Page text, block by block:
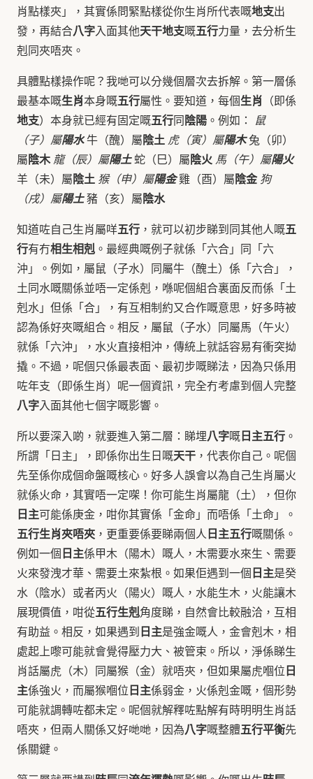
肖點樣夾」，其實係問緊點樣從你生肖所代表嘅地支出
發，再結合八字入面其他天干地支嘅五行力量，去分析生
剋同夾唔夾。
具體點樣操作呢？我哋可以分幾個層次去拆解。第一層係
最基本嘅生肖本身嘅五行屬性。要知道，每個生肖 （即係
地支）本身就已經有固定嘅五行同陰陽 。例如： 鼠
（子）屬陽水牛（醜）屬陰土 虎（寅）屬陽木兔（卯）
屬陰木 龍（辰）屬陽土 蛇（巳）屬陰火 馬（午）屬陽火
羊（未）屬陰土 猴（申）屬陽金雞（酉）屬陰金 狗
（戌）屬陽土豬（亥）屬陰水
知道咗自己生肖屬咩五行 ，就可以初步睇到同其他人嘅五
行有冇相生相剋 。最經典嘅例子就係「六合」同「六
沖」。例如，屬鼠（子水）同屬牛（醜土）係「六合」，
土同水嘅關係並唔一定係剋，喺呢個組合裏面反而係「土
剋水」但係「合」，有互相制約又合作嘅意思，好多時被
認為係好夾嘅組合。相反，屬鼠（子水）同屬馬（午火）
就係「六沖」，水火直接相沖，傳統上就話容易有衝突拗
撬。不過，呢個只係最表面、最初步嘅睇法，因為只係用
咗年支（即係生肖）呢一個資訊，完全冇考慮到個人完整
八字入面其他七個字嘅影響。
所以要深入啲，就要進入第二層：睇埋八字嘅日主五行 。
所謂「日主」，即係你出生日嘅天干 ，代表你自己。呢個
先至係你成個命盤嘅核心。好多人誤會以為自己生肖屬火
就係火命，其實唔一定㗎！你可能生肖屬龍（土），但你
日主可能係庚金，咁你其實係「金命」而唔係「土命」。
五行生肖夾唔夾 ，更重要係要睇兩個人日主五行嘅關係。
例如一個日主係甲木（陽木）嘅人，木需要水來生、需要
火來發洩才華、需要土來紮根。如果佢遇到一個日主是癸
水（陰水）或者丙火（陽火）嘅人，水能生木，火能讓木
展現價值，咁從五行生剋角度睇，自然會比較融洽，互相
有助益。相反，如果遇到日主是強金嘅人，金會剋木，相
處起上嚟可能就會覺得壓力大、被管束。所以，淨係睇生
肖話屬虎（木）同屬猴（金）就唔夾，但如果屬虎嗰位日
主係強火，而屬猴嗰位日主係弱金，火係剋金嘅，個形勢
可能就調轉咗都未定。呢個就解釋咗點解有時明明生肖話
唔夾，但兩人關係又好哋哋，因為八字嘅整體五行平衡先
係關鍵。